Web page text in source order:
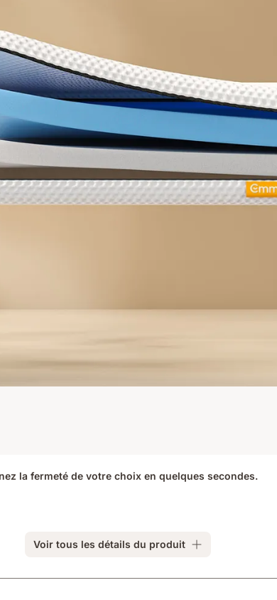
la fermeté de votre choix en quelques secondes.
Voir tous les détails du produit